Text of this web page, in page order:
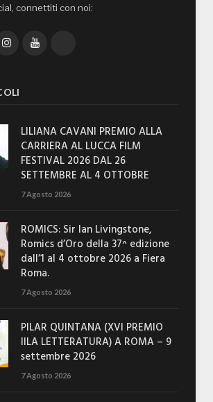
connettiti con noi:
InstagramYouTube
LILIANA CAVANI PREMIO ALLA
CARRIERA AL LUCCA FILM
FESTIVAL 2026 DAL 26
SETTEMBRE AL 4 OTTOBRE
7 Agosto 2026
ROMICS: Sir Ian Livingstone,
Romics d’Oro della 37^ edizione
dall’1 al 4 ottobre 2026 a Fiera
Roma.
7 Agosto 2026
PILAR QUINTANA (XVI PREMIO
IILA LETTERATURA) A ROMA – 9
settembre 2026
7 Agosto 2026